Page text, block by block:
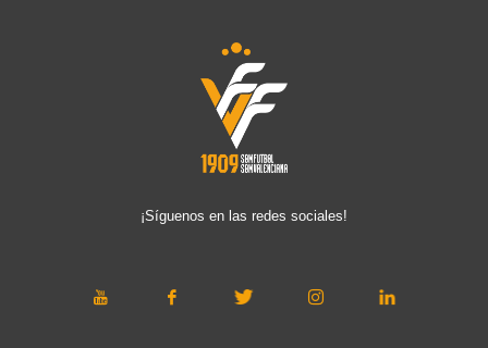
¡Síguenos en las redes sociales!